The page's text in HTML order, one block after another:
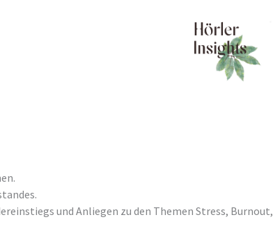
und Anliegen zu den Themen Stress, Burnout,